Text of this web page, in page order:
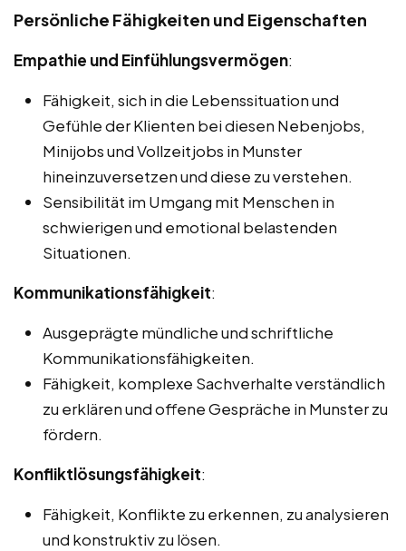
Persönliche Fähigkeiten und Eigenschaften
Empathie und Einfühlungsvermögen:
Fähigkeit, sich in die Lebenssituation und
Gefühle der Klienten bei diesen Nebenjobs,
Minijobs und Vollzeitjobs in Munster
hineinzuversetzen und diese zu verstehen.
Sensibilität im Umgang mit Menschen in
schwierigen und emotional belastenden
Situationen.
Kommunikationsfähigkeit:
Ausgeprägte mündliche und schriftliche
Kommunikationsfähigkeiten.
Fähigkeit, komplexe Sachverhalte verständlich
zu erklären und offene Gespräche in Munster zu
fördern.
Konfliktlösungsfähigkeit:
Fähigkeit, Konflikte zu erkennen, zu analysieren
und konstruktiv zu lösen.